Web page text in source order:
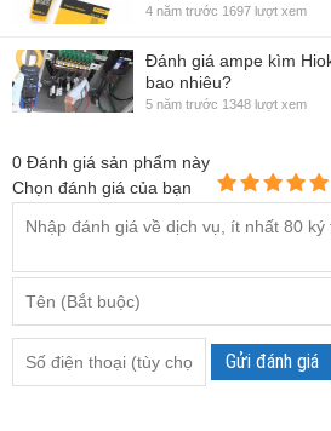
4 năm trước 1697 lượt xem
Đánh giá ampe kìm
bao nhiêu?
5 năm trước 1348 lượt xem
0 Đánh giá sản phẩm này
Chọn đánh giá của bạn
Gửi đánh giá